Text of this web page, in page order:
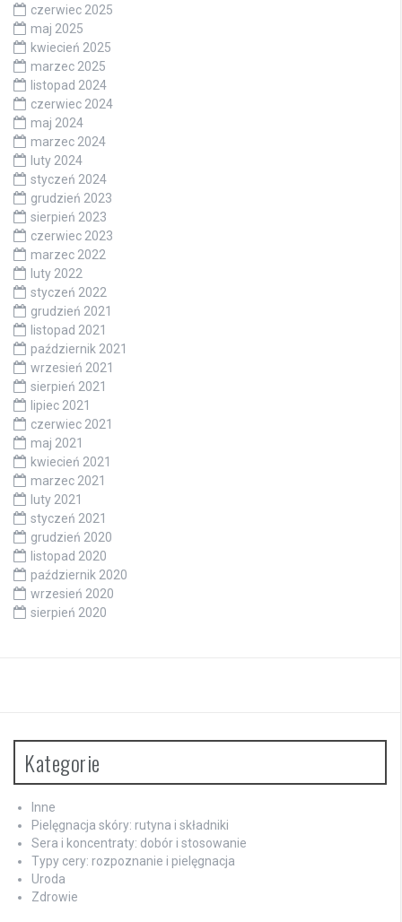
czerwiec 2025
maj 2025
kwiecień 2025
marzec 2025
listopad 2024
czerwiec 2024
maj 2024
marzec 2024
luty 2024
styczeń 2024
grudzień 2023
sierpień 2023
czerwiec 2023
marzec 2022
luty 2022
styczeń 2022
grudzień 2021
listopad 2021
październik 2021
wrzesień 2021
sierpień 2021
lipiec 2021
czerwiec 2021
maj 2021
kwiecień 2021
marzec 2021
luty 2021
styczeń 2021
grudzień 2020
listopad 2020
październik 2020
wrzesień 2020
sierpień 2020
Kategorie
Inne
Pielęgnacja skóry: rutyna i składniki
Sera i koncentraty: dobór i stosowanie
Typy cery: rozpoznanie i pielęgnacja
Uroda
Zdrowie